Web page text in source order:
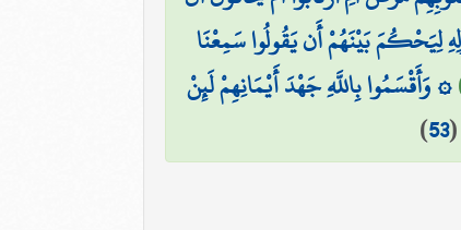
لِيَحْكُمَ بَيْنَهُمْ أَن يَقُولُوا سَمِعْنَا
۞ وَأَقْسَمُوا بِاللَّهِ جَهْدَ أَيْمَانِهِمْ لَئِنْ
(
53
)